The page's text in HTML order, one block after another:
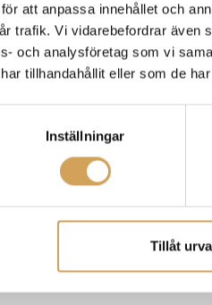
att anpassa innehållet och
trafik. Vi vidarebefordrar även
och analysföretag som vi
tillhandahållit eller som de
Inställningar
Tillåt